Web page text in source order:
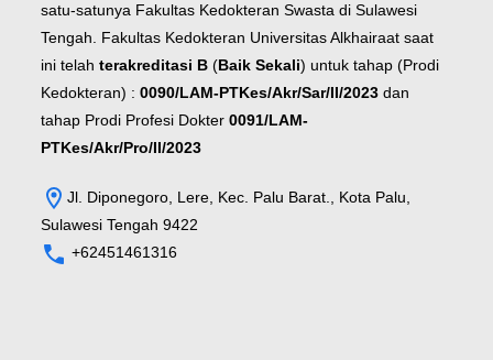
satu-satunya Fakultas Kedokteran Swasta di Sulawesi
Tengah. Fakultas Kedokteran Universitas Alkhairaat saat
ini telahterakreditasi B (Baik Sekali) untuk tahap (Prodi
Kedokteran) :0090/LAM-PTKes/Akr/Sar/II/2023 dan
tahap Prodi Profesi Dokter0091/LAM-
PTKes/Akr/Pro/II/2023
Jl. Diponegoro, Lere, Kec. Palu Barat., Kota Palu,
Sulawesi Tengah 9422
+62451461316